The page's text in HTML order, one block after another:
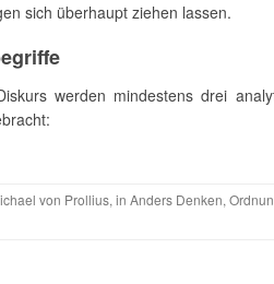
sich überhaupt ziehen lassen.
werden mindestens drei
von Prollius, in Anders Denken,